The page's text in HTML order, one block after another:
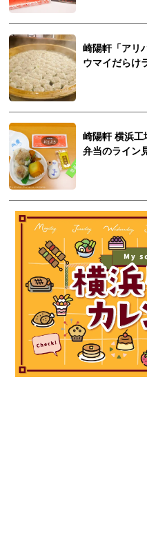
崎陽軒「アリ
ウマイだらけ
崎陽軒 横浜工
弁当のライン